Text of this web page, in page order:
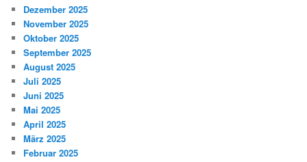
Dezember 2025
November 2025
Oktober 2025
September 2025
August 2025
Juli 2025
Juni 2025
Mai 2025
April 2025
März 2025
Februar 2025